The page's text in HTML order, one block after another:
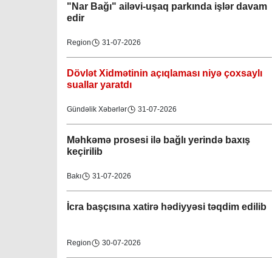
"Nar Bağı" ailəvi-uşaq parkında işlər davam
edir
Region 31-07-2026
Dövlət Xidmətinin açıqlaması niyə çoxsaylı
suallar yaratdı
Gündəlik Xəbərlər 31-07-2026
Məhkəmə prosesi ilə bağlı yerində baxış
keçirilib
Bakı 31-07-2026
İcra başçısına xatirə hədiyyəsi təqdim edilib
Region 30-07-2026